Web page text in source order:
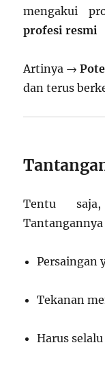
mengakui
profesi resmi
Artinya →
dan terus
Tentu
Persaingan
Tekanan
Harus